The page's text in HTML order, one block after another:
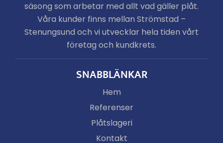
säsong som arbetar med allt vad gäller plåt.
Våra kunder finns mellan Strömstad –
Stenungsund och vi utvecklar hela tiden vårt
företag och kundkrets.
SNABBLÄNKAR
Hem
Referenser
Plåtslageri
Kontakt